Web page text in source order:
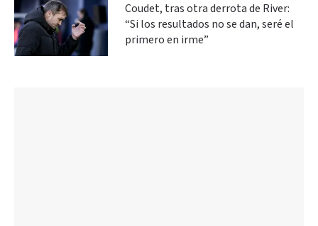
Coudet, tras otra derrota de River:
“Si los resultados no se dan, seré el
primero en irme”